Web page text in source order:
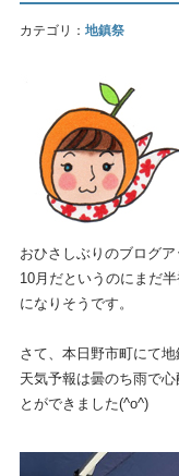
カテゴリ： 地鎮祭
おひさしぶりのブログア
10月だというのにまだ
になりそうです。
さて、本日野市町にて地
天気予報は曇のち雨で
とができました(^o^)